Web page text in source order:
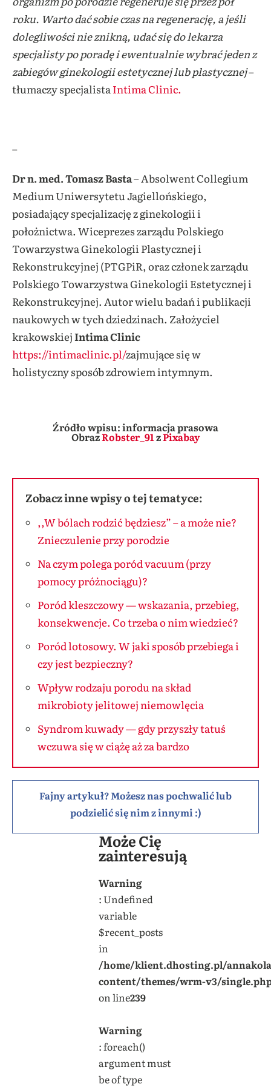
roku. Warto dać sobie czas na regenerację, a jeśli
dolegliwości nie znikną, udać się do lekarza
specjalisty po poradę i ewentualnie wybrać jeden z
zabiegów ginekologii estetycznej lub plastycznej–
tłumaczy specjalista Intima Clinic.
–
Dr n. med. Tomasz Basta– Absolwent Collegium
Medium Uniwersytetu Jagiellońskiego,
posiadający specjalizację z ginekologii i
położnictwa. Wiceprezes zarządu Polskiego
Towarzystwa Ginekologii Plastycznej i
Rekonstrukcyjnej (PTGPiR, oraz członek zarządu
Polskiego Towarzystwa Ginekologii Estetycznej i
Rekonstrukcyjnej. Autor wielu badań i publikacji
naukowych w tych dziedzinach. Założyciel
krakowskiejIntima Clinic
https://intimaclinic.pl/zajmujące się w
holistyczny sposób zdrowiem intymnym.
Źródło wpisu: informacja prasowa
ObrazRobster_91zPixabay
Zobacz inne wpisy o tej tematyce:
,,W bólach rodzić będziesz” – a może nie?
Znieczulenie przy porodzie
Na czym polega poród vacuum (przy
pomocy próżnociągu)?
Poród kleszczowy — wskazania, przebieg,
konsekwencje. Co trzeba o nim wiedzieć?
Poród lotosowy. W jaki sposób przebiega i
czy jest bezpieczny?
Wpływ rodzaju porodu na skład
mikrobioty jelitowej niemowlęcia
Syndrom kuwady — gdy przyszły tatuś
wczuwa się w ciążę aż za bardzo
Fajny artykuł? Możesz nas pochwalić lub
podzielić się nim z innymi :)
Może Cię
zainteresują
Warning
: Undefined
variable
$recent_posts
in
/home/klient.dhosting.pl/
content/themes/wrm-v3/
on line239
Warning
: foreach()
argument must
be of type